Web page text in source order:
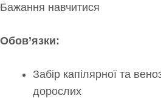
Бажання навчитися
Обов’язки:
Забір капілярної та
дорослих